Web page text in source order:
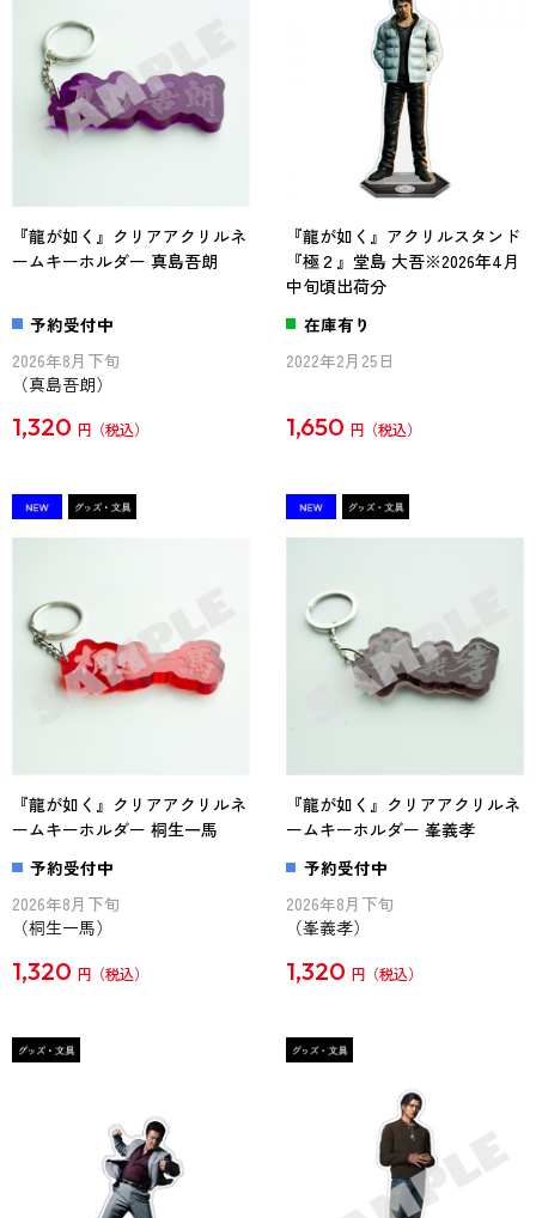
『龍が如く』クリアアクリルネ
ームキーホルダー 真島吾朗
予約受付中
2026年8月下旬
（真島吾朗）
1,320 円
『龍が如く』アクリルスタンド
『極２』堂島 大吾※2026年4月
中旬頃出荷分
在庫有り
2022年2月25日
1,650 円
『龍が如く』クリアアクリルネ
ームキーホルダー 桐生一馬
予約受付中
2026年8月下旬
（桐生一馬）
1,320 円
『龍が如く』クリアアクリルネ
ームキーホルダー 峯義孝
予約受付中
2026年8月下旬
（峯義孝）
1,320 円